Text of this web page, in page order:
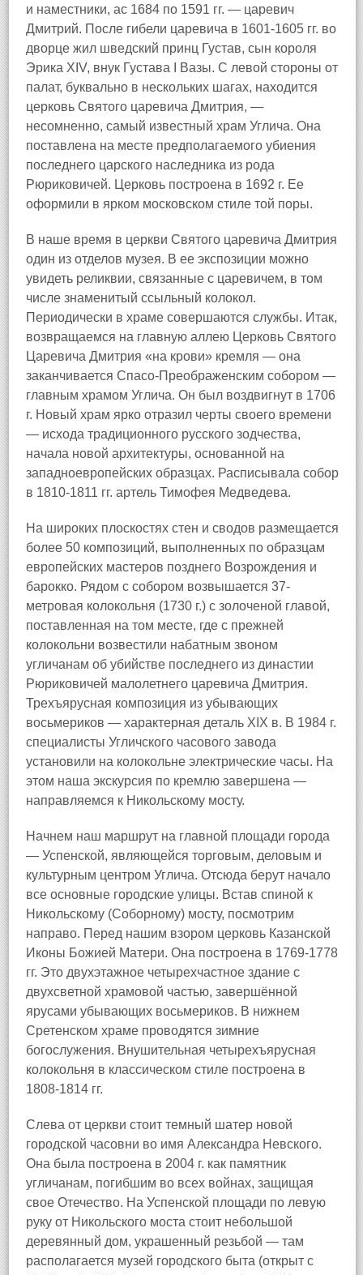
и наместники, ас 1684 по 1591 гг. — царевич
Дмитрий. После гибели царевича в 1601-1605 гг. во
дворце жил шведский принц Густав, сын короля
Эрика XIV, внук Густава I Вазы. С левой стороны от
палат, буквально в нескольких шагах, находится
церковь Святого царевича Дмитрия, —
несомненно, самый известный храм Углича. Она
поставлена на месте предполагаемого убиения
последнего царского наследника из рода
Рюриковичей. Церковь построена в 1692 г. Ее
оформили в ярком московском стиле той поры.
В наше время в церкви Святого царевича Дмитрия
один из отделов музея. В ее экспозиции можно
увидеть реликвии, связанные с царевичем, в том
числе знаменитый ссыльный колокол.
Периодически в храме совершаются службы. Итак,
возвращаемся на главную аллею Церковь Святого
Царевича Дмитрия «на крови» кремля — она
заканчивается Спасо-Преображенским собором —
главным храмом Углича. Он был воздвигнут в 1706
г. Новый храм ярко отразил черты своего времени
— исхода традиционного русского зодчества,
начала новой архитектуры, основанной на
западноевропейских образцах. Расписывала собор
в 1810-1811 гг. артель Тимофея Медведева.
На широких плоскостях стен и сводов размещается
более 50 композиций, выполненных по образцам
европейских мастеров позднего Возрождения и
барокко. Рядом с собором возвышается 37-
метровая колокольня (1730 г.) с золоченой главой,
поставленная на том месте, где с прежней
колокольни возвестили набатным звоном
угличанам об убийстве последнего из династии
Рюриковичей малолетнего царевича Дмитрия.
Трехъярусная композиция из убывающих
восьмериков — характерная деталь XIX в. В 1984 г.
специалисты Угличского часового завода
установили на колокольне электрические часы. На
этом наша экскурсия по кремлю завершена —
направляемся к Никольскому мосту.
Начнем наш маршрут на главной площади города
— Успенской, являющейся торговым, деловым и
культурным центром Углича. Отсюда берут начало
все основные городские улицы. Встав спиной к
Никольскому (Соборному) мосту, посмотрим
направо. Перед нашим взором церковь Казанской
Иконы Божией Матери. Она построена в 1769-1778
гг. Это двухэтажное четырехчастное здание с
двухсветной храмовой частью, завершённой
ярусами убывающих восьмериков. В нижнем
Сретенском храме проводятся зимние
богослужения. Внушительная четырехъярусная
колокольня в классическом стиле построена в
1808-1814 гг.
Слева от церкви стоит темный шатер новой
городской часовни во имя Александра Невского.
Она была построена в 2004 г. как памятник
угличанам, погибшим во всех войнах, защищая
свое Отечество. На Успенской площади по левую
руку от Никольского моста стоит небольшой
деревянный дом, украшенный резьбой — там
располагается музей городского быта (открыт с